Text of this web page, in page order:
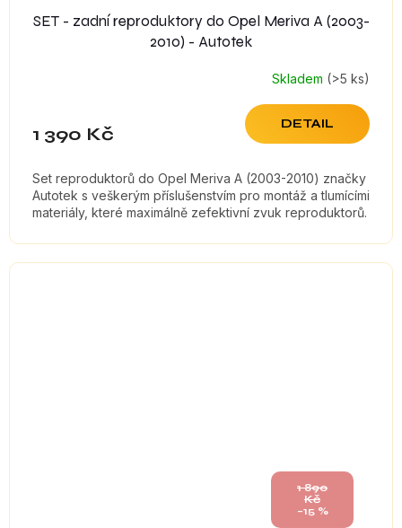
SET - zadní reproduktory do Opel Meriva A (2003-
2010) - Autotek
Skladem (>5 ks)
1 390 Kč DETAIL
Set reproduktorů do Opel Meriva A (2003-2010) značky
Autotek s veškerým příslušenstvím pro montáž a tlumícími
materiály, které maximálně zefektivní zvuk reproduktorů.
1 890
Kč
–15 %